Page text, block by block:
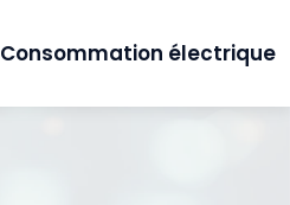
Consommation électrique